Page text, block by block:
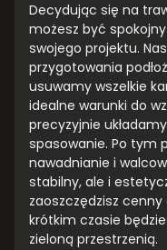
Decydując się na
możesz być spokojny
swojego projektu.
przygotowania
usuwamy wszelkie
idealne warunki do
precyzyjnie
spasowanie. Po tym
nawadnianie i
stabilny, ale i
zaoszczędzisz
krótkim czasie
zieloną przestrzenią.